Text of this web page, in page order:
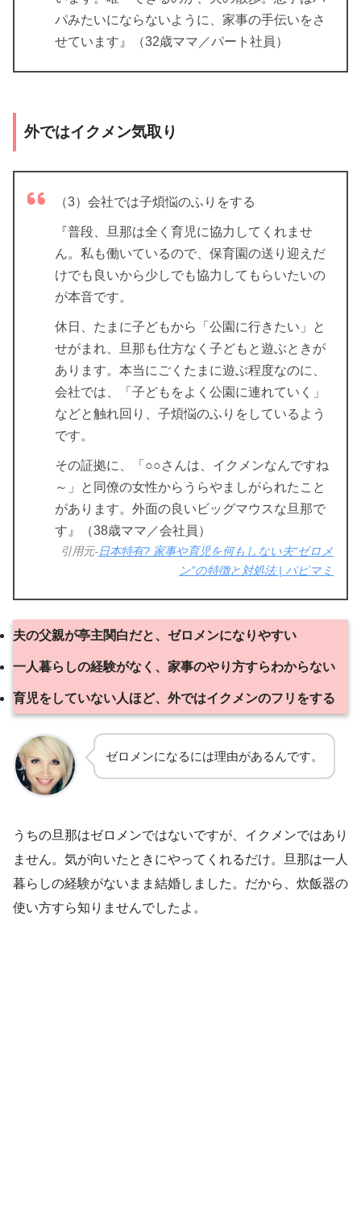
パみたいにならないように、家事の手伝いをさ
せています』（32歳ママ／パート社員）
外ではイクメン気取り
（3）会社では子煩悩のふりをする
『普段、旦那は全く育児に協力してくれませ
ん。私も働いているので、保育園の送り迎えだ
けでも良いから少しでも協力してもらいたいの
が本音です。
休日、たまに子どもから「公園に行きたい」と
せがまれ、旦那も仕方なく子どもと遊ぶときが
あります。本当にごくたまに遊ぶ程度なのに、
会社では、「子どもをよく公園に連れていく」
などと触れ回り、子煩悩のふりをしているよう
です。
その証拠に、「○○さんは、イクメンなんですね
～」と同僚の女性からうらやましがられたこと
があります。外面の良いビッグマウスな旦那で
す』（38歳ママ／会社員）
引用元-日本特有? 家事や育児を何もしない夫“ゼロメ
ン”の特徴と対処法 | パピマミ
夫の父親が亭主関白だと、ゼロメンになりやすい
一人暮らしの経験がなく、家事のやり方すらわからない
育児をしていない人ほど、外ではイクメンのフリをする
ゼロメンになるには理由があるんです。
うちの旦那はゼロメンではないですが、イクメンではあり
ません。気が向いたときにやってくれるだけ。旦那は一人
暮らしの経験がないまま結婚しました。だから、炊飯器の
使い方すら知りませんでしたよ。